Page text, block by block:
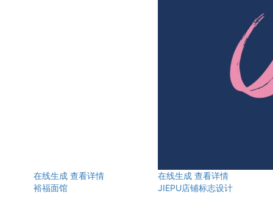
在线生成 查看详情
裕福面馆
在线生成 查看详情
JIEPU店铺标志设计